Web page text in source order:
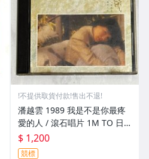
!不提供取貨付款!售出不退!
潘越雲 1989 我是不是你最疼
愛的人 / 滾石唱片 1M TO 日
本東芝版專輯 CD Made in Ja
pan 附歌詞
$ 1,200
競標